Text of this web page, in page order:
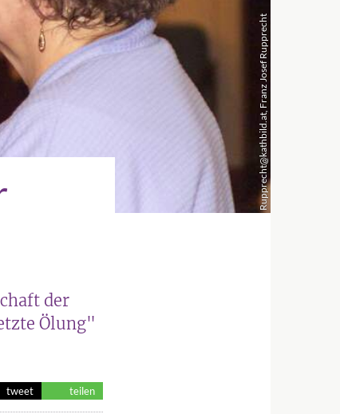
Rupprecht@kathbild.at, Franz Josef Rupprecht
der
Ölung"
tweet teilen